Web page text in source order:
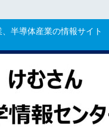
半導体産業の情報サイト